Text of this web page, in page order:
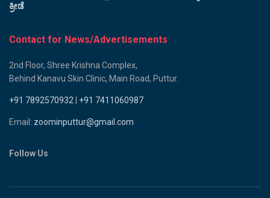
ಕ್ರೀಡೆ
Contact for News/Advertisements
2nd Floor, Shree Krishna Complex,
Behind Kanavu Skin Clinic, Main Road, Puttur.
+91 7892570932 +91 7411060987
Email: zoominputtur@gmail.com
Follow Us